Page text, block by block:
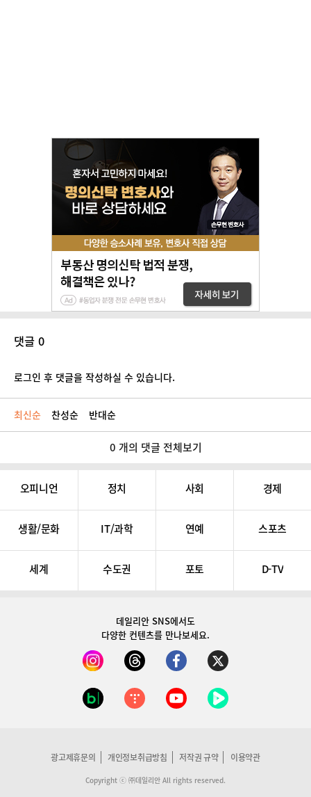
댓글 0
로그인 후 댓글을 작성하실 수 있습니다.
최신순 찬성순 반대순
0 개의 댓글 전체보기
오피니언 정치 사회 경제
생활/문화 IT/과학 연예 스포츠
세계 수도권 포토 D-TV
데일리안 SNS에서도
다양한 컨텐츠를 만나보세요.
광고제휴문의 개인정보취급방침 저작권 규약 이용약관
Copyright ⓒ ㈜데일리안 All rights reserved.